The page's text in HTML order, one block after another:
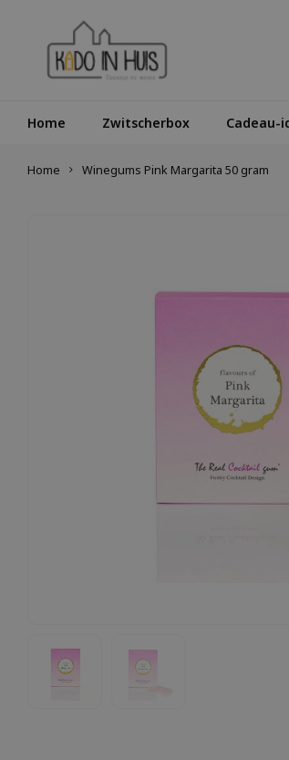
Home Zwitscherbox Cadeau-
Home Winegums Pink Margarita 50 gram